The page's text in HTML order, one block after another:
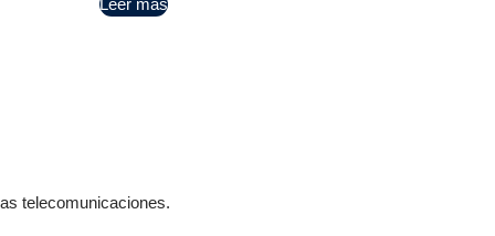
Leer más
telecomunicaciones.